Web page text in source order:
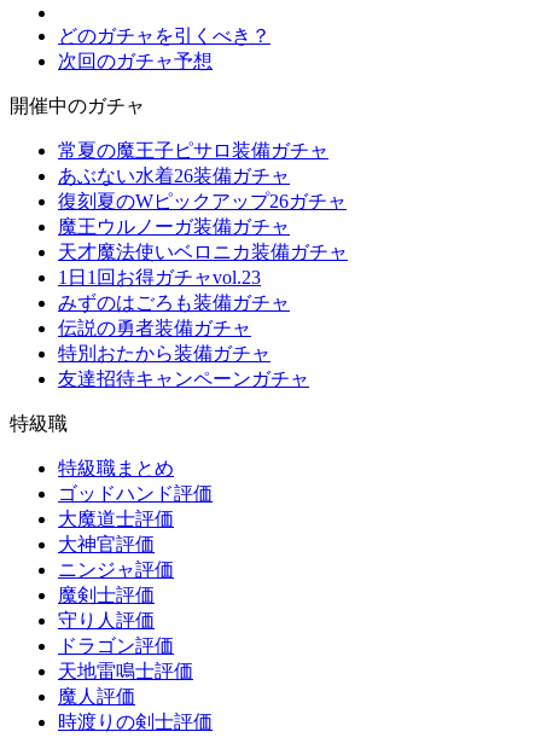
どのガチャを引くべき？
次回のガチャ予想
開催中のガチャ
常夏の魔王子ピサロ装備ガチャ
あぶない水着26装備ガチャ
復刻夏のWピックアップ26ガチャ
魔王ウルノーガ装備ガチャ
天才魔法使いベロニカ装備ガチャ
1日1回お得ガチャvol.23
みずのはごろも装備ガチャ
伝説の勇者装備ガチャ
特別おたから装備ガチャ
友達招待キャンペーンガチャ
特級職
特級職まとめ
ゴッドハンド評価
大魔道士評価
大神官評価
ニンジャ評価
魔剣士評価
守り人評価
ドラゴン評価
天地雷鳴士評価
魔人評価
時渡りの剣士評価